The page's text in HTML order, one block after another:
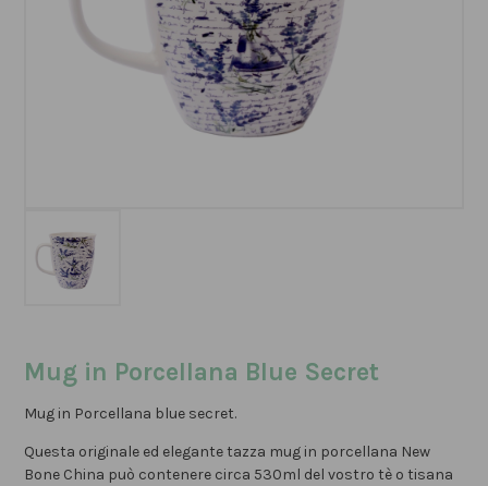
Mug in Porcellana Blue Secret
Mug in Porcellana blue secret.
Questa originale ed elegante tazza mug in porcellana New
Bone China può contenere circa 530ml del vostro tè o tisana